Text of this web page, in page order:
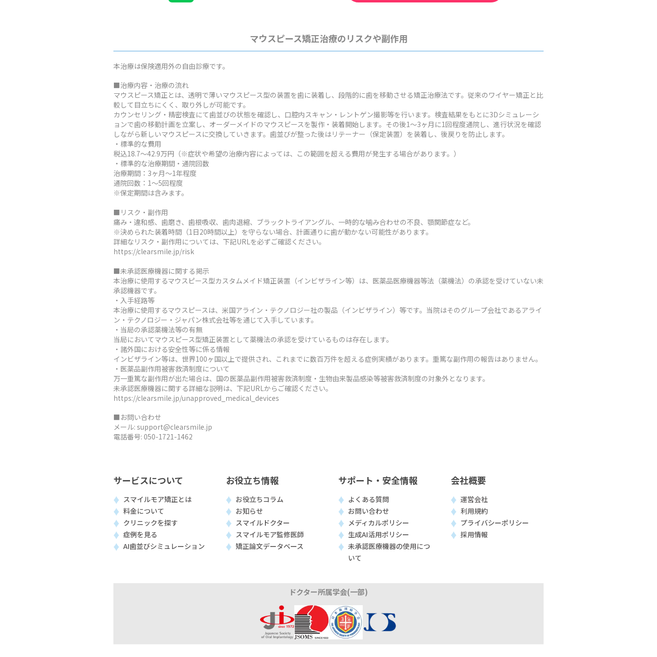
マウスピース矯正治療のリスクや副作用
本治療は保険適用外の自由診療です。
■治療内容・治療の流れ
マウスピース矯正とは、透明で薄いマウスピース型の装置を歯に装着し、段階的に歯を移動させる矯正治療法です。従来のワイヤー矯正と比
較して目立ちにくく、取り外しが可能です。
カウンセリング・精密検査にて歯並びの状態を確認し、口腔内スキャン・レントゲン撮影等を行います。検査結果をもとに3Dシミュレーシ
ョンで歯の移動計画を立案し、オーダーメイドのマウスピースを製作・装着開始します。その後1～3ヶ月に1回程度通院し、進行状況を確認
しながら新しいマウスピースに交換していきます。歯並びが整った後はリテーナー（保定装置）を装着し、後戻りを防止します。
・標準的な費用
税込18.7～42.9万円（※症状や希望の治療内容によっては、この範囲を超える費用が発生する場合があります。）
・標準的な治療期間・通院回数
治療期間：3ヶ月～1年程度
通院回数：1～5回程度
※保定期間は含みます。
■リスク・副作用
痛み・違和感、歯磨き、歯根吸収、歯肉退縮、ブラックトライアングル、一時的な噛み合わせの不良、顎関節症など。
※決められた装着時間（1日20時間以上）を守らない場合、計画通りに歯が動かない可能性があります。
詳細なリスク・副作用については、下記URLを必ずご確認ください。
https://clearsmile.jp/risk
■未承認医療機器に関する掲示
本治療に使用するマウスピース型カスタムメイド矯正装置（インビザライン等）は、医薬品医療機器等法（薬機法）の承認を受けていない未
承認機器です。
・入手経路等
本治療に使用するマウスピースは、米国アライン・テクノロジー社の製品（インビザライン）等です。当院はそのグループ会社であるアライ
ン・テクノロジー・ジャパン株式会社等を通じて入手しています。
・当局の承認薬機法等の有無
当局においてマウスピース型矯正装置として薬機法の承認を受けているものは存在します。
・諸外国における安全性等に係る情報
インビザライン等は、世界100ヶ国以上で提供され、これまでに数百万件を超える症例実績があります。重篤な副作用の報告はありません。
・医薬品副作用被害救済制度について
万一重篤な副作用が出た場合は、国の医薬品副作用被害救済制度・生物由来製品感染等被害救済制度の対象外となります。
未承認医療機器に関する詳細な説明は、下記URLからご確認ください。
https://clearsmile.jp/unapproved_medical_devices
■お問い合わせ
メール: support@clearsmile.jp
電話番号: 050-1721-1462
サービスについて
スマイルモア矯正とは
料金について
クリニックを探す
症例を見る
AI歯並びシミュレーション
お役立ち情報
お役立ちコラム
お知らせ
スマイルドクター
スマイルモア監修医師
矯正論文データベース
サポート・安全情報
よくある質問
お問い合わせ
メディカルポリシー
生成AI活用ポリシー
未承認医療機器の使用につ
いて
会社概要
運営会社
利用規約
プライバシーポリシー
採用情報
ドクター所属学会(一部)